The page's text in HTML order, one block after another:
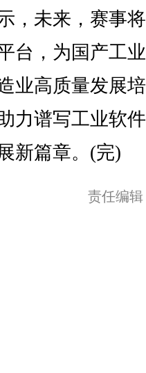
未来，赛事
台，为国产工
业高质量发展
力谱写工业软
新篇章。(完)
责任编